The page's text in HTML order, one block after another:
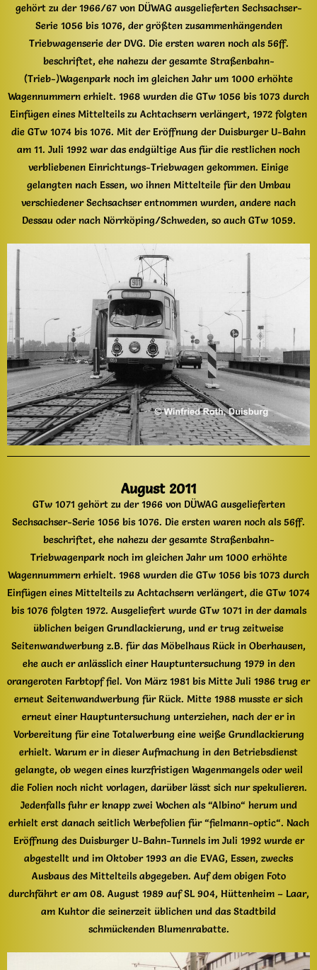
gehört zu der 1966/67 von DÜWAG ausgelieferten Sechsachser-
Serie 1056 bis 1076, der größten zusammenhängenden
Triebwagenserie der DVG. Die ersten waren noch als 56ff.
beschriftet, ehe nahezu der gesamte Straßenbahn-
(Trieb-)Wagenpark noch im gleichen Jahr um 1000 erhöhte
Wagennummern erhielt. 1968 wurden die GTw 1056 bis 1073 durch
Einfügen eines Mittelteils zu Achtachsern verlängert, 1972 folgten
die GTw 1074 bis 1076. Mit der Eröffnung der Duisburger U-Bahn
am 11. Juli 1992 war das endgültige Aus für die restlichen noch
verbliebenen Einrichtungs-Triebwagen gekommen. Einige
gelangten nach Essen, wo ihnen Mittelteile für den Umbau
verschiedener Sechsachser entnommen wurden, andere nach
Dessau oder nach Nörrköping/Schweden, so auch GTw 1059.
August 2011
GTw 1071 gehört zu der 1966 von DÜWAG ausgelieferten
Sechsachser-Serie 1056 bis 1076. Die ersten waren noch als 56ff.
beschriftet, ehe nahezu der gesamte Straßenbahn-
Triebwagenpark noch im gleichen Jahr um 1000 erhöhte
Wagennummern erhielt. 1968 wurden die GTw 1056 bis 1073 durch
Einfügen eines Mittelteils zu Achtachsern verlängert, die GTw 1074
bis 1076 folgten 1972. Ausgeliefert wurde GTw 1071 in der damals
üblichen beigen Grundlackierung, und er trug zeitweise
Seitenwandwerbung z.B. für das Möbelhaus Rück in Oberhausen,
ehe auch er anlässlich einer Hauptuntersuchung 1979 in den
orangeroten Farbtopf fiel. Von März 1981 bis Mitte Juli 1986 trug er
erneut Seitenwandwerbung für Rück. Mitte 1988 musste er sich
erneut einer Hauptuntersuchung unterziehen, nach der er in
Vorbereitung für eine Totalwerbung eine weiße Grundlackierung
erhielt. Warum er in dieser Aufmachung in den Betriebsdienst
gelangte, ob wegen eines kurzfristigen Wagenmangels oder weil
die Folien noch nicht vorlagen, darüber lässt sich nur spekulieren.
Jedenfalls fuhr er knapp zwei Wochen als “Albino“ herum und
erhielt erst danach seitlich Werbefolien für “fielmann-optic“. Nach
Eröffnung des Duisburger U-Bahn-Tunnels im Juli 1992 wurde er
abgestellt und im Oktober 1993 an die EVAG, Essen, zwecks
Ausbaus des Mittelteils abgegeben. Auf dem obigen Foto
durchfährt er am 08. August 1989 auf SL 904, Hüttenheim – Laar,
am Kuhtor die seinerzeit üblichen und das Stadtbild
schmückenden Blumenrabatte.